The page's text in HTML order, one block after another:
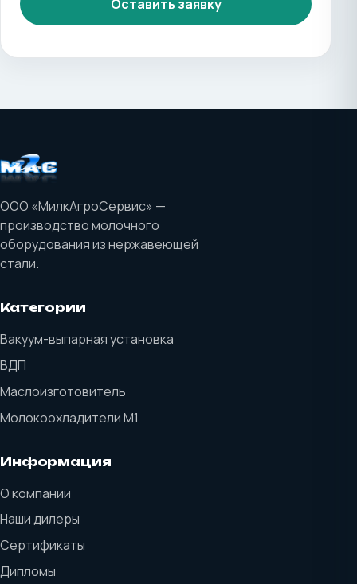
ООО «МилкАгроСервис» —
производство молочного
оборудования из нержавеющей
стали.
Категории
Вакуум-выпарная установка
ВДП
Маслоизготовитель
Молокоохладители М1
Информация
О компании
Наши дилеры
Сертификаты
Дипломы